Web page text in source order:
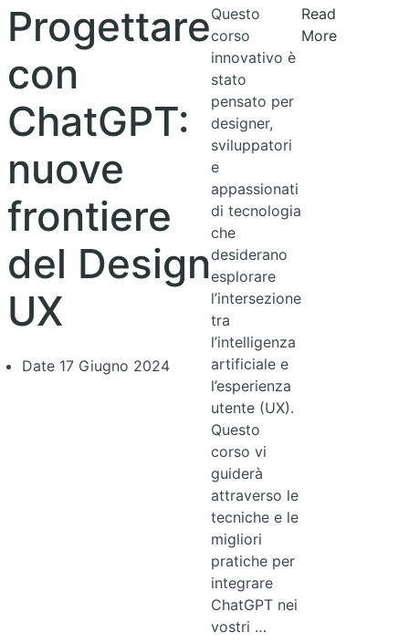
Progettare
con
ChatGPT:
nuove
frontiere
del Design
UX
Date 17 Giugno 2024
Questo
corso
innovativo è
stato
pensato per
designer,
sviluppatori
e
appassionati
di tecnologia
che
desiderano
esplorare
l’intersezione
tra
l’intelligenza
artificiale e
l’esperienza
utente (UX).
Questo
corso vi
guiderà
attraverso le
tecniche e le
migliori
pratiche per
integrare
ChatGPT nei
vostri …
Read
More